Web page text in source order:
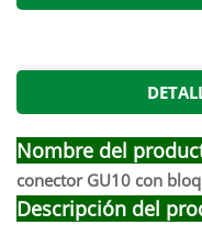
Nombre del
conector GU10 con
Descripción del